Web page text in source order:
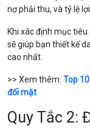
nợ phải thu, và tỷ lệ
Khi xác định mục
sẽ giúp bạn thiết kế
cao nhất.
>> Xem thêm: Top
đối mặt
Quy Tắc 2: